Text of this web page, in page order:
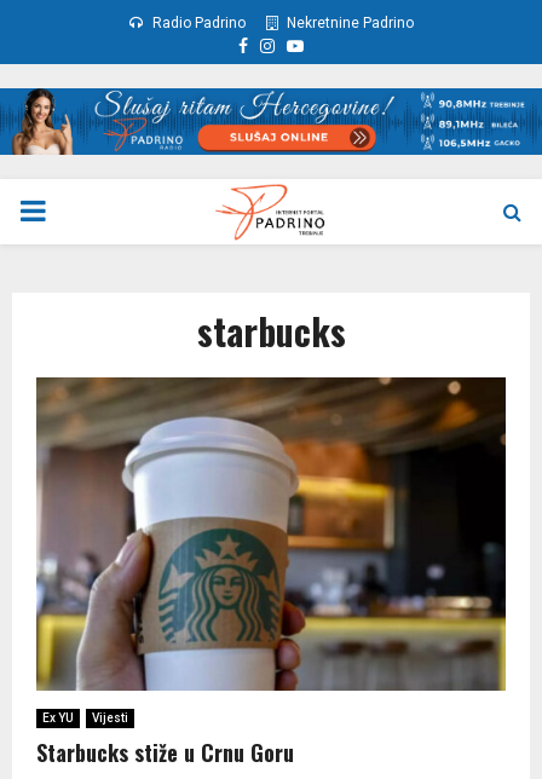
Radio Padrino Nekretnine Padrino
Facebook
Instagram
Youtube
PRIMARY
starbucks
Ex YU Vijesti
Starbucks stiže u Crnu Goru